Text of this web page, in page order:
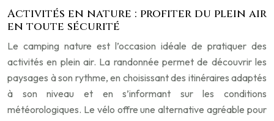
Activités en nature : profiter du plein air
en toute sécurité
Le camping nature est l’occasion idéale de pratiquer des
activités en plein air. La randonnée permet de découvrir les
paysages à son rythme, en choisissant des itinéraires adaptés
à son niveau et en s’informant sur les conditions
météorologiques. Le vélo offre une alternative agréable pour